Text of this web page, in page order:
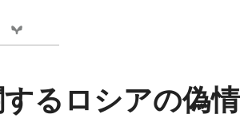
るロシアの偽情